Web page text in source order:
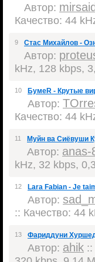
Автор:
Качество: 44
9 Стас Михайлов -
Автор:
kHz, 128 kbps,
10 БумеR - Крутые
Автор:
Качество: 44
11 Муйн ва Сиёвуши
Автор: anas-
kHz, 32 kbps,
12 Lara Fabian - Je
Автор:
:: Качество: 44
13 Фариддуни
Автор: ahik